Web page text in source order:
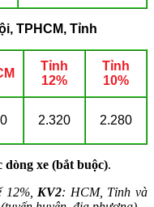
TPHCM, Tỉnh
Tỉnh
12%
Tỉnh
10%
2.320 2.280
xe (bắt buộc).
KV2: HCM, Tỉnh và